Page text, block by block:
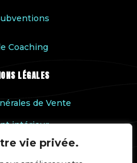
vie privée.
Coaching
LÉGALES
de Vente
intérieur
handicap